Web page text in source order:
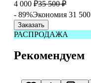
4 000 ₽35 500 ₽
- 89%Экономия 31 500
Заказать
РАСПРОДАЖА
Рекомендуем